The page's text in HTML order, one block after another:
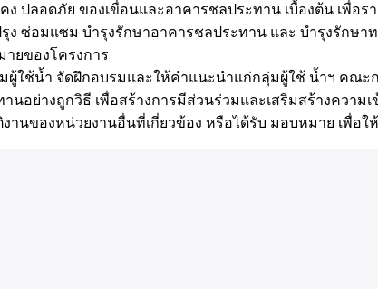
ปลอดภัย ของเขื่อนและอาคารชลประทาน เบื้องต้น เพื่อ
ง ซ่อมแซม บำรุงรักษาอาคารชลประทาน และ บำรุงรักษ
ายของโครงการ
ผู้ใช้น้ำ จัดฝึกอบรมและให้คำแนะนำแก่กลุ่มผู้ใช้ น้ำฯ คณ
นอย่างถูกวิธี เพื่อสร้างการมีส่วนร่วมและเสริมสร้างความ
นของหน่วยงานอื่นที่เกี่ยวข้อง หรือได้รับ มอบหมาย เพื่อใ